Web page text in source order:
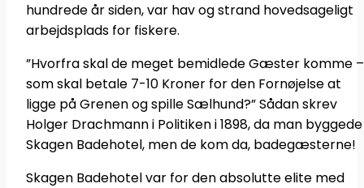
hundrede år siden, var hav og strand hovedsageligt
arbejdsplads for fiskere.
”Hvorfra skal de meget bemidlede Gæster komme –
som skal betale 7-10 Kroner for den Fornøjelse at
ligge på Grenen og spille Sælhund?” Sådan skrev
Holger Drachmann i Politiken i 1898, da man byggede
Skagen Badehotel, men de kom da, badegæsterne!
Skagen Badehotel var for den absolutte elite med